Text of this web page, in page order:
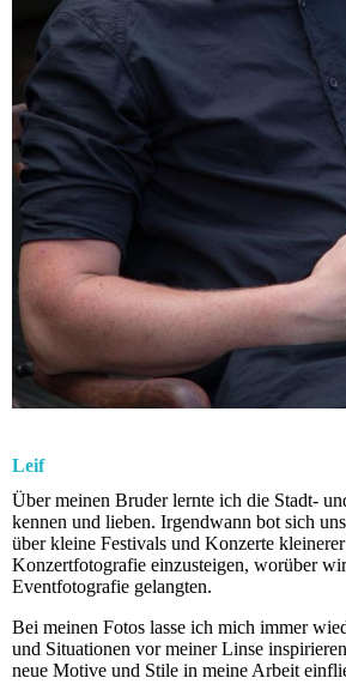
Leif
Über meinen Bruder lernte ich die Stadt-
kennen und lieben. Irgendwann bot sich
über kleine Festivals und Konzerte
Konzertfotografie einzusteigen, worüber
Eventfotografie gelangten.
Bei meinen Fotos lasse ich mich immer
und Situationen vor meiner Linse
neue Motive und Stile in meine Arbeit